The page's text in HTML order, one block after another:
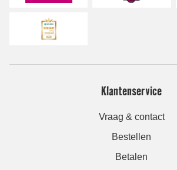
Klantenservice
Vraag & contact
Bestellen
Betalen